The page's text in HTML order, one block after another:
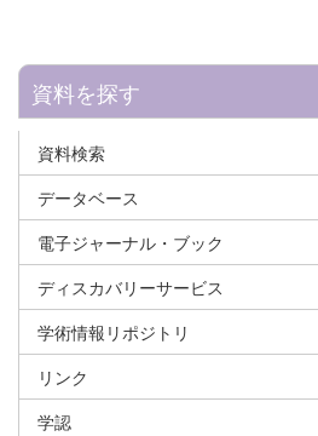
資料を探す
資料検索
データベース
電子ジャーナル・ブック
ディスカバリーサービス
学術情報リポジトリ
リンク
学認